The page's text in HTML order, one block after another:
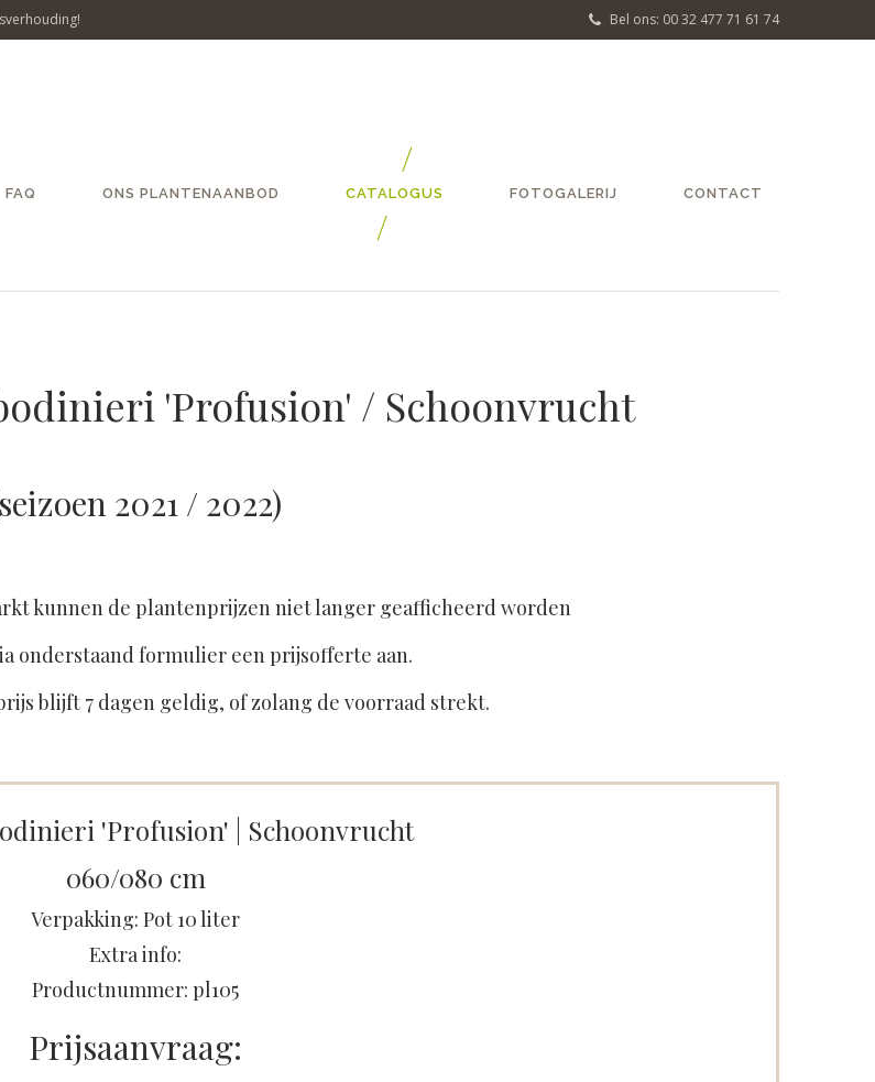
Bel ons: 00 32 477 71 61 74
FAQ ONS PLANTENAANBOD CATALOGUS FOTOGALERIJ CONTACT
'Profusion' / Schoonvrucht
2021 / 2022)
kunnen de plantenprijzen niet langer geafficheerd worden
onderstaand formulier een prijsofferte aan.
blijft 7 dagen geldig, of zolang de voorraad strekt.
'Profusion' | Schoonvrucht
060/080 cm
Verpakking: Pot 10 liter
Extra info:
Productnummer: pl105
Prijsaanvraag: